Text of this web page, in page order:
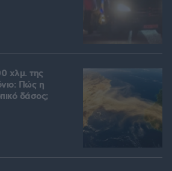
χλμ. της
Πώς η
δάσος;